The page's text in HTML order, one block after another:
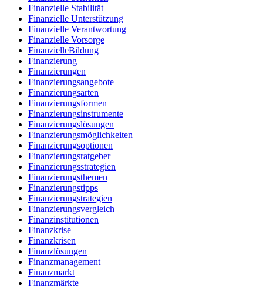
Finanzielle Stabilität
Finanzielle Unterstützung
Finanzielle Verantwortung
Finanzielle Vorsorge
FinanzielleBildung
Finanzierung
Finanzierungen
Finanzierungsangebote
Finanzierungsarten
Finanzierungsformen
Finanzierungsinstrumente
Finanzierungslösungen
Finanzierungsmöglichkeiten
Finanzierungsoptionen
Finanzierungsratgeber
Finanzierungsstrategien
Finanzierungsthemen
Finanzierungstipps
Finanzierungstrategien
Finanzierungsvergleich
Finanzinstitutionen
Finanzkrise
Finanzkrisen
Finanzlösungen
Finanzmanagement
Finanzmarkt
Finanzmärkte